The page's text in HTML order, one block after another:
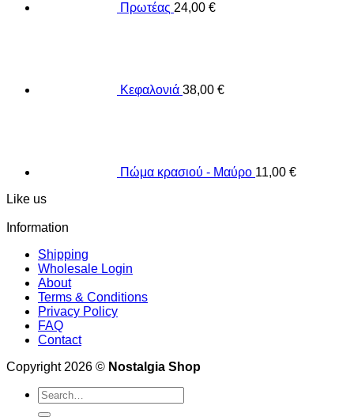
Πρωτέας 24,00 €
Κεφαλονιά 38,00 €
Πώμα κρασιού - Μαύρο 11,00 €
Like us
Information
Shipping
Wholesale Login
About
Terms & Conditions
Privacy Policy
FAQ
Contact
Copyright 2026 © Nostalgia Shop
Search
for: